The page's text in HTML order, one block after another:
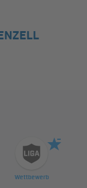
Wettbewerb